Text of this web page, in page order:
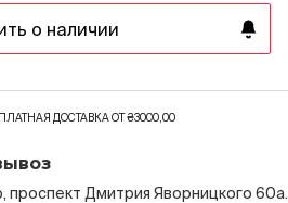
о наличии
ДОСТАВКА ОТ ₴3000,00
проспект Дмитрия Яворницкого 60а.